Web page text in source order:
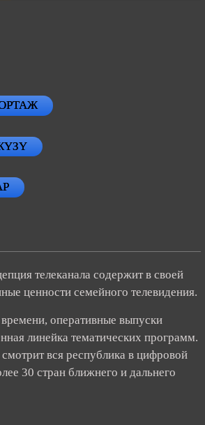
телеканала содержит в своей
ценности семейного телевидения.
оперативные выпуски
линейка тематических программ.
вся республика в цифровой
30 стран ближнего и дальнего